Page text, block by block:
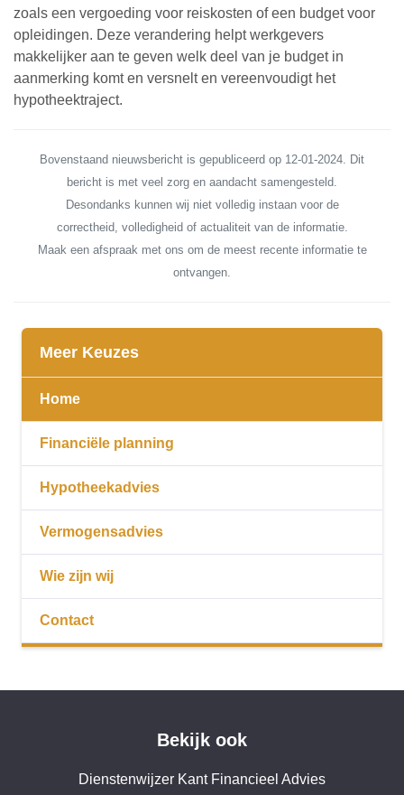
zoals een vergoeding voor reiskosten of een budget voor
opleidingen. Deze verandering helpt werkgevers
makkelijker aan te geven welk deel van je budget in
aanmerking komt en versnelt en vereenvoudigt het
hypotheektraject.
Bovenstaand nieuwsbericht is gepubliceerd op 12-01-2024. Dit
bericht is met veel zorg en aandacht samengesteld.
Desondanks kunnen wij niet volledig instaan voor de
correctheid, volledigheid of actualiteit van de informatie.
Maak een afspraak met ons om de meest recente informatie te
ontvangen.
Meer Keuzes
Home
Financiële planning
Hypotheekadvies
Vermogensadvies
Wie zijn wij
Contact
Bekijk ook
Dienstenwijzer Kant Financieel Advies